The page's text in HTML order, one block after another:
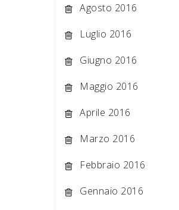
Agosto 2016
Luglio 2016
Giugno 2016
Maggio 2016
Aprile 2016
Marzo 2016
Febbraio 2016
Gennaio 2016